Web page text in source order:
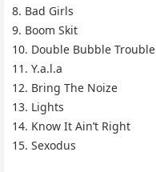
8. Bad Girls
9. Boom Skit
10. Double Bubble Trouble
11. Y.a.l.a
12. Bring The Noize
13. Lights
14. Know It Ain’t Right
15. Sexodus